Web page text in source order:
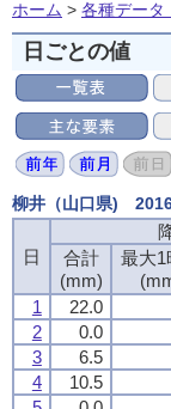
ホーム > 各種データ
日ごとの値
柳井（山口県)
日
合計
(mm)
最大1
1
22.0
2
0.0
3
6.5
4
10.5
日
合計
(mm)
最大1
1
22.0
2
0.0
3
6.5
4
10.5
日
合計
(mm)
最大1
1
22.0
2
0.0
3
6.5
4
10.5
日
合計
(mm)
最大1
1
22.0
2
0.0
3
6.5
4
10.5